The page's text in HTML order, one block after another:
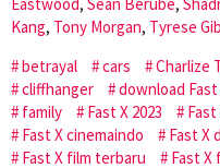
Kang, Tony Morgan, Tyrese
betrayal
cars Charlize
cliffhanger
download
family
Fast X 2023
Fast X cinemaindo
Fast X
Fast X film terbaru
Fast X